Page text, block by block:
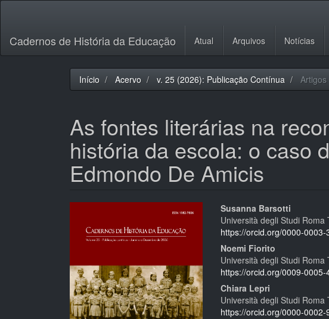
principal
Barra
Cadernos de História da Educação Atual Arquivos Notícias
Início Acervo v. 25 (2026): Publicação Contínua Artigos
As fontes literárias na
história da escola: o caso
Edmondo De Amicis
lateral
artigos
Conteúdo
do
artigo
principal
Susanna Barsotti
Università degli Studi Roma
https://orcid.org/0000-0003-
Noemi Fiorito
Università degli Studi Roma
https://orcid.org/0009-0005-
Chiara Lepri
Università degli Studi Roma
https://orcid.org/0000-